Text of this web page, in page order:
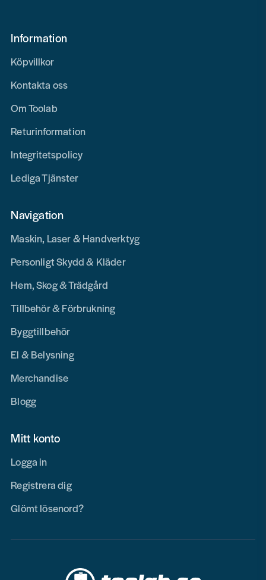
Information
Köpvillkor
Kontakta oss
Om Toolab
Returinformation
Integritetspolicy
Lediga Tjänster
Navigation
Maskin, Laser & Handverktyg
Personligt Skydd & Kläder
Hem, Skog & Trädgård
Tillbehör & Förbrukning
Byggtillbehör
El & Belysning
Merchandise
Blogg
Mitt konto
Logga in
Registrera dig
Glömt lösenord?